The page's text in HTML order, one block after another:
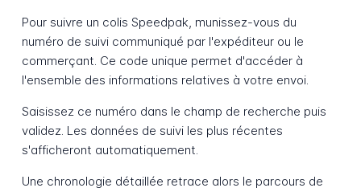
Pour suivre un colis Speedpak, munissez-vous du
numéro de suivi communiqué par l'expéditeur ou le
commerçant. Ce code unique permet d'accéder à
l'ensemble des informations relatives à votre envoi.
Saisissez ce numéro dans le champ de recherche puis
validez. Les données de suivi les plus récentes
s'afficheront automatiquement.
Une chronologie détaillée retrace alors le parcours de